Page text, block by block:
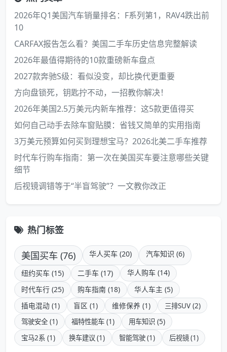
2026年Q1美国汽车销量排名：F系列第1，RAV4跌出前
10
CARFAX报告怎么看？美国二手车历史信息完整解读
2026年最值得期待的10款重磅新车盘点
2027款奔驰S级：看似没变，却比换代更重要
方向盘锁死，钥匙拧不动，一招教你解决！
2026年美国2.5万美元内新车推荐：这5款更值得买
如何自己动手去除车窗贴膜：省钱又简单的实用指南
3万美元预算如何买到理想宝马？2026北美二手车推荐
时代车行购车指南：第一次在美国买车要注意哪些关键
细节
后视镜调错等于“半盲驾驶”？一文教你改正
热门标签
美国买车 (76) 华人买车 (20) 汽车知识 (6)
纽约买车 (15) 二手车 (17)
华人购车 (14)
时代车行 (25)
购车指南 (18)
华人车主 (5)
插电混动 (1)
盲区 (1) 维修保养 (1)
三排SUV (2)
驾驶安全 (1)
福特性能车 (1)
用车知识 (5)
宝马2系 (1)
换车建议 (1) 智能驾驶 (1) 后视镜 (1)